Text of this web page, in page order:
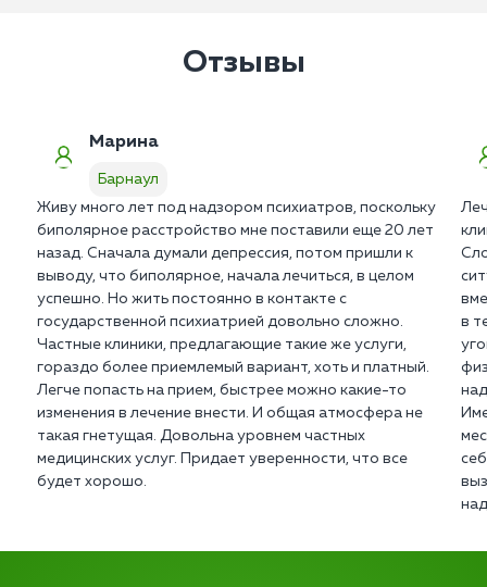
Отзывы
Марина
Барнаул
Живу много лет под надзором психиатров, поскольку
биполярное расстройство мне поставили еще 20 лет
назад. Сначала думали депрессия, потом пришли к
выводу, что биполярное, начала лечиться, в целом
успешно. Но жить постоянно в контакте с
государственной психиатрией довольно сложно.
Частные клиники, предлагающие такие же услуги,
гораздо более приемлемый вариант, хоть и платный.
Легче попасть на прием, быстрее можно какие-то
изменения в лечение внести. И общая атмосфера не
такая гнетущая. Довольна уровнем частных
медицинских услуг. Придает уверенности, что все
будет хорошо.
в